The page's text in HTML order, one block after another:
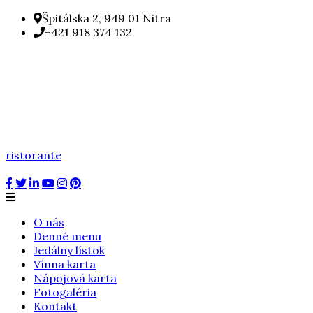
Špitálska 2, 949 01 Nitra
+421 918 374 132
ristorante
O nás
Denné menu
Jedálny lístok
Vínna karta
Nápojová karta
Fotogaléria
Kontakt